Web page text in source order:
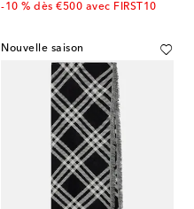
-10 % dès €500 avec FIRST10
Nouvelle saison